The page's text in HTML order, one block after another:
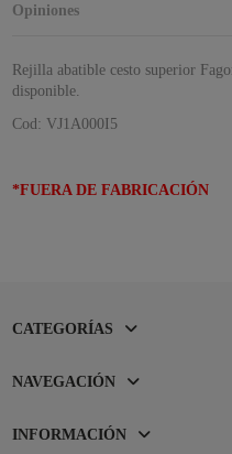
Opiniones
Rejilla abatible cesto superior
disponible.
Cod: VJ1A000I5
*FUERA DE FABRICACIÓN
CATEGORÍAS
NAVEGACIÓN
INFORMACIÓN